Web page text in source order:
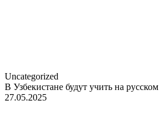
Uncategorized
В Узбекистане будут учить на русском
27.05.2025